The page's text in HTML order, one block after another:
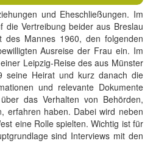
und Eheschließungen. Im
Vertreibung beider aus Breslau
Mannes 1960, den folgenden
Ausreise der Frau ein. Im
Leipzig-Reise des aus Münster
seine Heirat und kurz danach die
und relevante Dokumente
das Verhalten von Behörden,
erfahren haben. Dabei wird neben
eine Rolle spielten. Wichtig ist für
sind Interviews mit den